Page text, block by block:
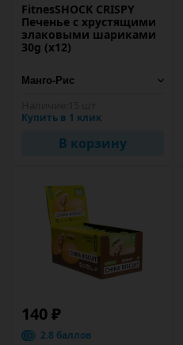
FitnesSHOCK CRISPY
Печенье с хрустящими
злаковыми шариками
30g (х12)
Купить в 1 клик
В корзину
140 ₽
2.8 баллов